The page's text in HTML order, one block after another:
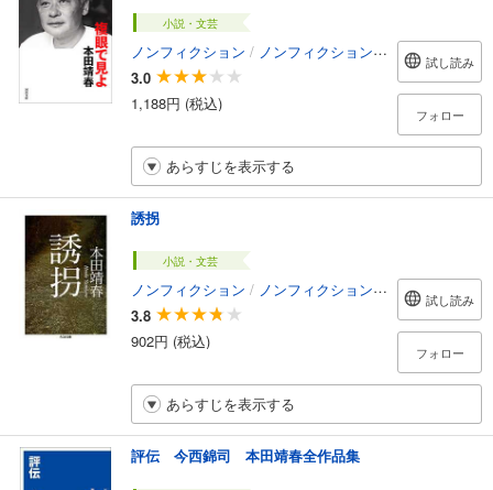
小説・文芸
ノンフィクション / ノンフィクション・ドキュメンタリー
3.0
1,188円 (税込)
試し読み
フォロー
あらすじを表示する
誘拐
小説・文芸
ノンフィクション / ノンフィクション・ドキュメンタリー
3.8
902円 (税込)
試し読み
フォロー
あらすじを表示する
評伝 今西錦司 本田靖春全作品集